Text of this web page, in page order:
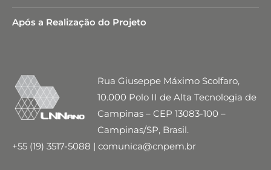
Após a Realização do Projeto
Rua Giuseppe Máximo Scolfaro,
10.000 Polo II de Alta Tecnologia de
Campinas – CEP 13083-100 –
Campinas/SP, Brasil.
+55 (19) 3517-5088 | comunica@cnpem.br